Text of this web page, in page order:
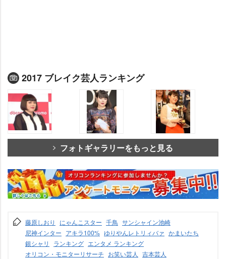
2017 ブレイク芸人ランキング
フォトギャラリーをもっと見る
藤原しおり にゃんこスター 千鳥 サンシャイン池崎
尼神インター アキラ100% ゆりやんレトリィバァ かまいたち
銀シャリ
ランキング エンタメ ランキング
オリコン・モニターリサーチ お笑い芸人
吉本芸人